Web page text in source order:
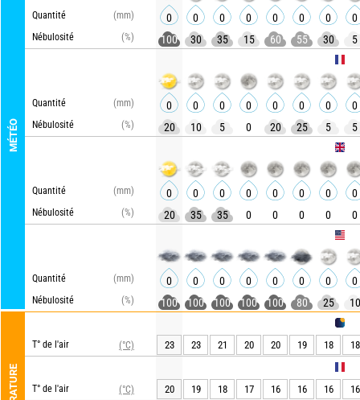
MÉTÉO
Quantité
(mm)
Nébulosité
(%)
Quantité
(mm)
Nébulosité
(%)
UKMO
Quantité
(mm)
Nébulosité
(%)
GFS
Quantité
(mm)
Nébulosité
(%)
METEO
T° de l'air (°C)
T° de l'air (°C)
0 0 0 0 0 0 0
0
100
30 35 15 60 55 30 5
0 0 0 0 0 0 0
0
20
10 5 0 20 25 5 5
0 0 0 0 0 0 0
0
20
35 35 0 0 0 0 0
0 0 0 0 0 0 0
0
100
100 100 100 100 80 25 10
23 23 21 20 20 19 18 18
20 19 18 17 16 16 16 16